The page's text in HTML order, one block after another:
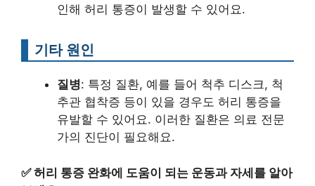
인해 허리 통증이 발생할 수 있어요.
기타 원인
질병: 특정 질환, 예를 들어 척추 디스크, 척
추관 협착증 등이 있을 경우도 허리 통증을
유발할 수 있어요. 이러한 질환은 의료 전문
가의 진단이 필요해요.
✅허리 통증 완화에 도움이 되는 운동과 자세를 알아